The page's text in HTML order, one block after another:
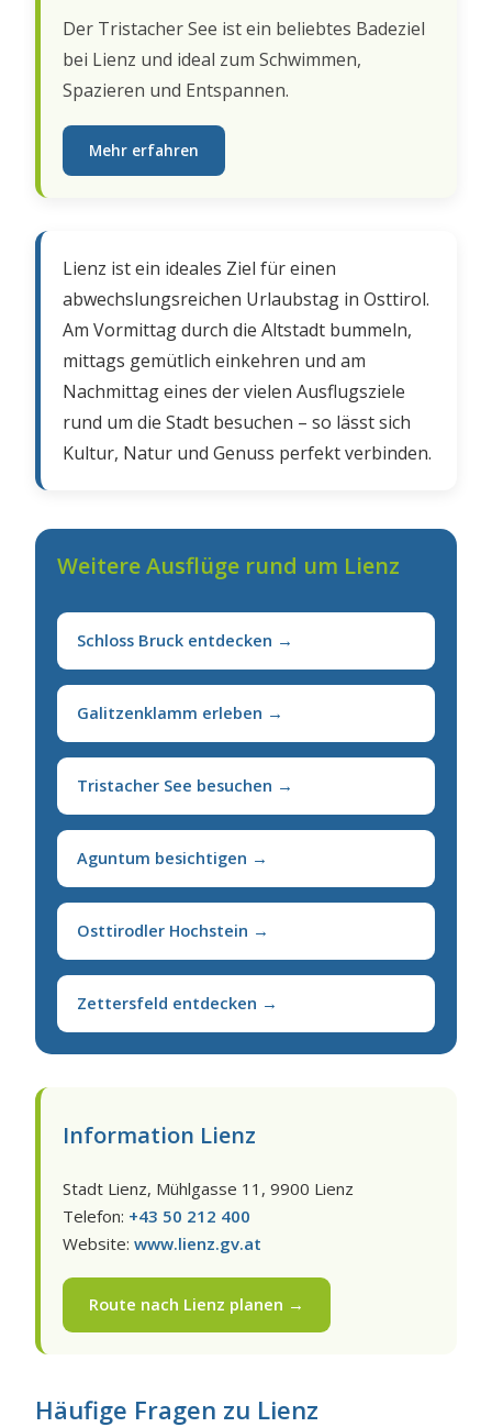
Der Tristacher See ist ein beliebtes Badeziel
bei Lienz und ideal zum Schwimmen,
Spazieren und Entspannen.
Mehr erfahren
Lienz ist ein ideales Ziel für einen
abwechslungsreichen Urlaubstag in Osttirol.
Am Vormittag durch die Altstadt bummeln,
mittags gemütlich einkehren und am
Nachmittag eines der vielen Ausflugsziele
rund um die Stadt besuchen – so lässt sich
Kultur, Natur und Genuss perfekt verbinden.
Weitere Ausflüge rund um Lienz
Schloss Bruck entdecken →
Galitzenklamm erleben →
Tristacher See besuchen →
Aguntum besichtigen →
Osttirodler Hochstein →
Zettersfeld entdecken →
Information Lienz
Stadt Lienz, Mühlgasse 11, 9900 Lienz
Telefon: +43 50 212 400
Website:www.lienz.gv.at
Route nach Lienz planen →
Häufige Fragen zu Lienz